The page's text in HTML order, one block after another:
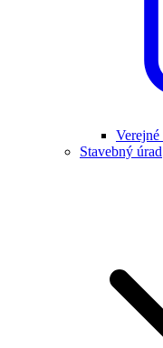
Verejné
Stavebný úrad